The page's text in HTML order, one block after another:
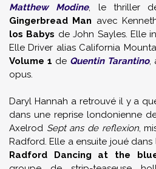
Matthew Modine, le thriller
Gingerbread Man avec
los Babys de John Sayles. Elle
Elle Driver alias California
Volume 1 de Quentin Tarantino,
opus.
Daryl Hannah a retrouvé il y a
dans une reprise londonienne
Axelrod Sept ans de reflexion,
Radford. Elle a ensuite joué
Radford Dancing at the